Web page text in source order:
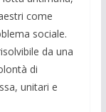
come
sociale.
da una
di
unitari e